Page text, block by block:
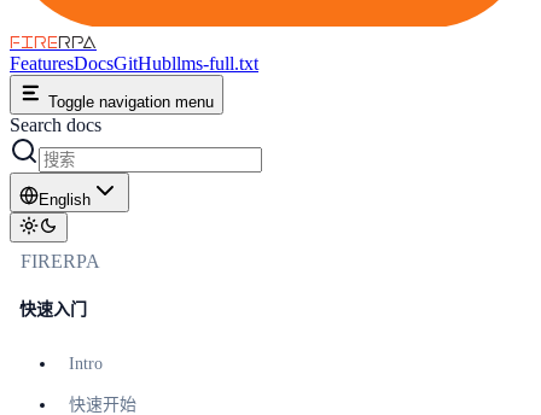
FIRERPA
FeaturesDocsGitHubllms-full.txt
Toggle navigation menu
Search docs
English
FIRERPA
快速入门
Intro
快速开始